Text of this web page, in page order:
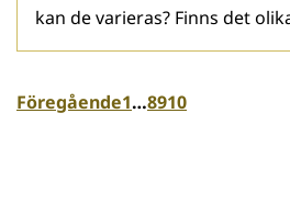
kan de varieras? Finns det
Föregående1…8910